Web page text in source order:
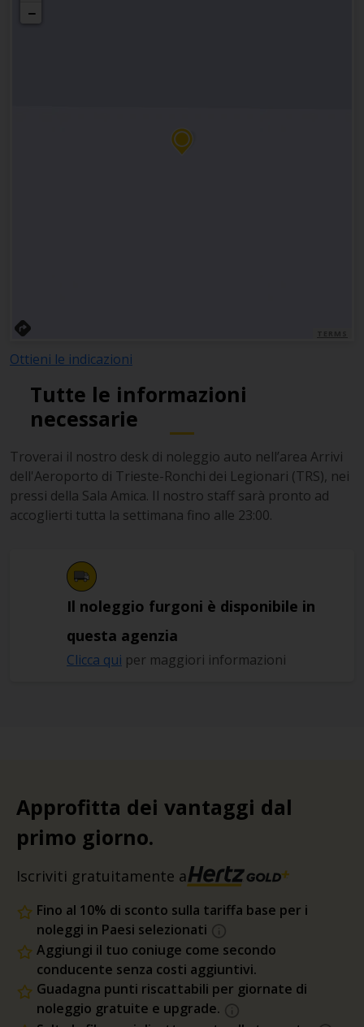
−
Ottieni le indicazioni
Tutte le informazioni
necessarie
Troverai il nostro desk di noleggio auto nell’area Arrivi
dell'Aeroporto di Trieste-Ronchi dei Legionari (TRS), nei
pressi della Sala Amica. Il nostro staff sarà pronto ad
accoglierti tutta la settimana fino alle 23:00.
Il noleggio furgoni è disponibile in
questa agenzia
Clicca qui per maggiori informazioni
Approfitta dei vantaggi dal
primo giorno.
Iscriviti gratuitamente a
Fino al 10% di sconto sulla tariffa base per i
noleggi in Paesi selezionati
Aggiungi il tuo coniuge come secondo
conducente senza costi aggiuntivi.
Guadagna punti riscattabili per giornate di
noleggio gratuite e upgrade.